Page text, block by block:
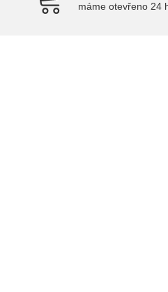
máme otevřeno 24